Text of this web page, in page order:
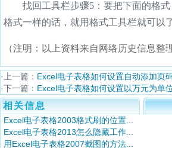
找回工具栏步骤5：要把下面的格式
格式一样的话，就用格式工具栏就可以
（注明：以上资料来自网络历史信息整
·上一篇： Excel电子表格如何设置自动添加页
·下一篇： Excel电子表格如何设置以万元为单
相关信息
Excel电子表格2003格式刷的位置...
Excel电子表格2013怎么隐藏工作...
用Excel电子表格2007截图的方法...